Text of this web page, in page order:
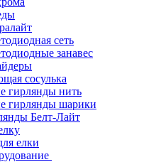
сеть
занавес
сосулька
гирлянды нить
гирлянды шарики
Белт-Лайт
елки